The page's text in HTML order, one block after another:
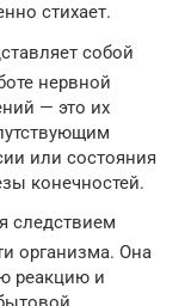
стихает.
собой
нервной
— это их
или состояния
конечностей.
следствием
организма. Она
реакцию и